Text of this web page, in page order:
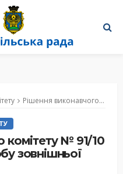
Рішення виконавчого комітету № 91/10 “Про демонтаж засобу зовнішньої реклами”
комітету № 91/10
зовнішньої